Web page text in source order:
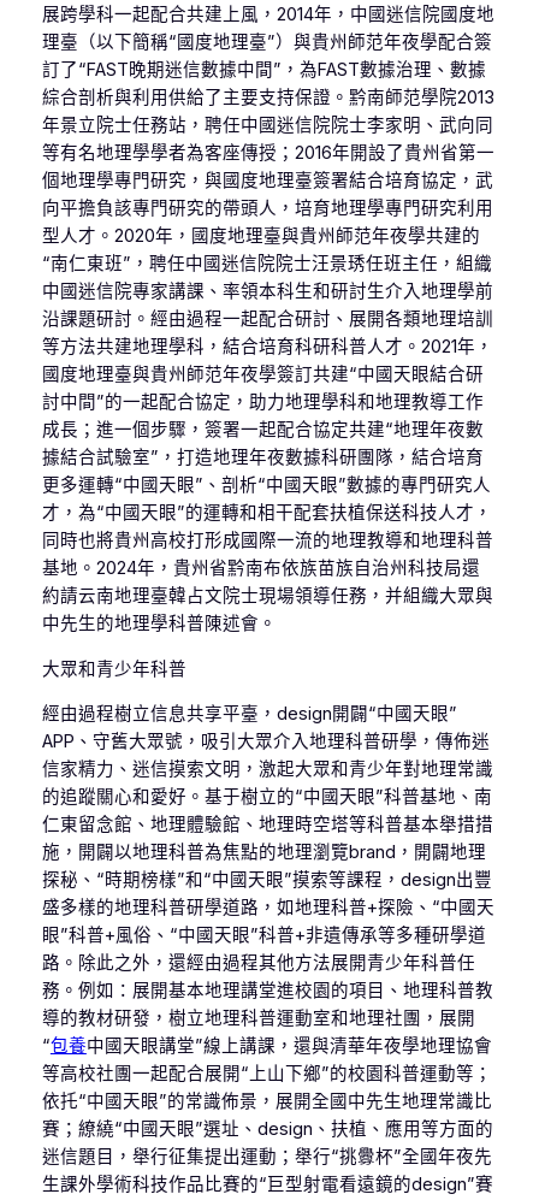
展跨學科一起配合共建上風，2014年，中國迷信院國度地
理臺（以下簡稱“國度地理臺”）與貴州師范年夜學配合簽
訂了“FAST晚期迷信數據中間”，為FAST數據治理、數據
綜合剖析與利用供給了主要支持保證。黔南師范學院2013
年景立院士任務站，聘任中國迷信院院士李家明、武向同
等有名地理學學者為客座傳授；2016年開設了貴州省第一
個地理學專門研究，與國度地理臺簽署結合培育協定，武
向平擔負該專門研究的帶頭人，培育地理學專門研究利用
型人才。2020年，國度地理臺與貴州師范年夜學共建的
“南仁東班”，聘任中國迷信院院士汪景琇任班主任，組織
中國迷信院專家講課、率領本科生和研討生介入地理學前
沿課題研討。經由過程一起配合研討、展開各類地理培訓
等方法共建地理學科，結合培育科研科普人才。2021年，
國度地理臺與貴州師范年夜學簽訂共建“中國天眼結合研
討中間”的一起配合協定，助力地理學科和地理教導工作
成長；進一個步驟，簽署一起配合協定共建“地理年夜數
據結合試驗室”，打造地理年夜數據科研團隊，結合培育
更多運轉“中國天眼”、剖析“中國天眼”數據的專門研究人
才，為“中國天眼”的運轉和相干配套扶植保送科技人才，
同時也將貴州高校打形成國際一流的地理教導和地理科普
基地。2024年，貴州省黔南布依族苗族自治州科技局還
約請云南地理臺韓占文院士現場領導任務，并組織大眾與
中先生的地理學科普陳述會。
大眾和青少年科普
經由過程樹立信息共享平臺，design開闢“中國天眼”
APP、守舊大眾號，吸引大眾介入地理科普研學，傳佈迷
信家精力、迷信摸索文明，激起大眾和青少年對地理常識
的追蹤關心和愛好。基于樹立的“中國天眼”科普基地、南
仁東留念館、地理體驗館、地理時空塔等科普基本舉措措
施，開闢以地理科普為焦點的地理瀏覽brand，開闢地理
探秘、“時期榜樣”和“中國天眼”摸索等課程，design出豐
盛多樣的地理科普研學道路，如地理科普+探險、“中國天
眼”科普+風俗、“中國天眼”科普+非遺傳承等多種研學道
路。除此之外，還經由過程其他方法展開青少年科普任
務。例如：展開基本地理講堂進校園的項目、地理科普教
導的教材研發，樹立地理科普運動室和地理社團，展開
“包養中國天眼講堂”線上講課，還與清華年夜學地理協會
等高校社團一起配合展開“上山下鄉”的校園科普運動等；
依托“中國天眼”的常識佈景，展開全國中先生地理常識比
賽；繚繞“中國天眼”選址、design、扶植、應用等方面的
迷信題目，舉行征集提出運動；舉行“挑釁杯”全國年夜先
生課外學術科技作品比賽的“巨型射電看遠鏡的design”賽